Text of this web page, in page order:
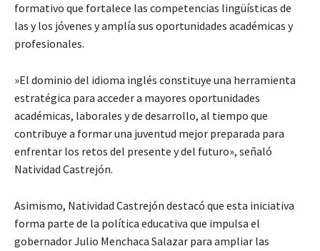
formativo que fortalece las competencias lingüísticas de
las y los jóvenes y amplía sus oportunidades académicas y
profesionales.
​»El dominio del idioma inglés constituye una herramienta
estratégica para acceder a mayores oportunidades
académicas, laborales y de desarrollo, al tiempo que
contribuye a formar una juventud mejor preparada para
enfrentar los retos del presente y del futuro», señaló
Natividad Castrejón.
Asimismo, Natividad Castrejón destacó que esta iniciativa
forma parte de la política educativa que impulsa el
gobernador Julio Menchaca Salazar para ampliar las